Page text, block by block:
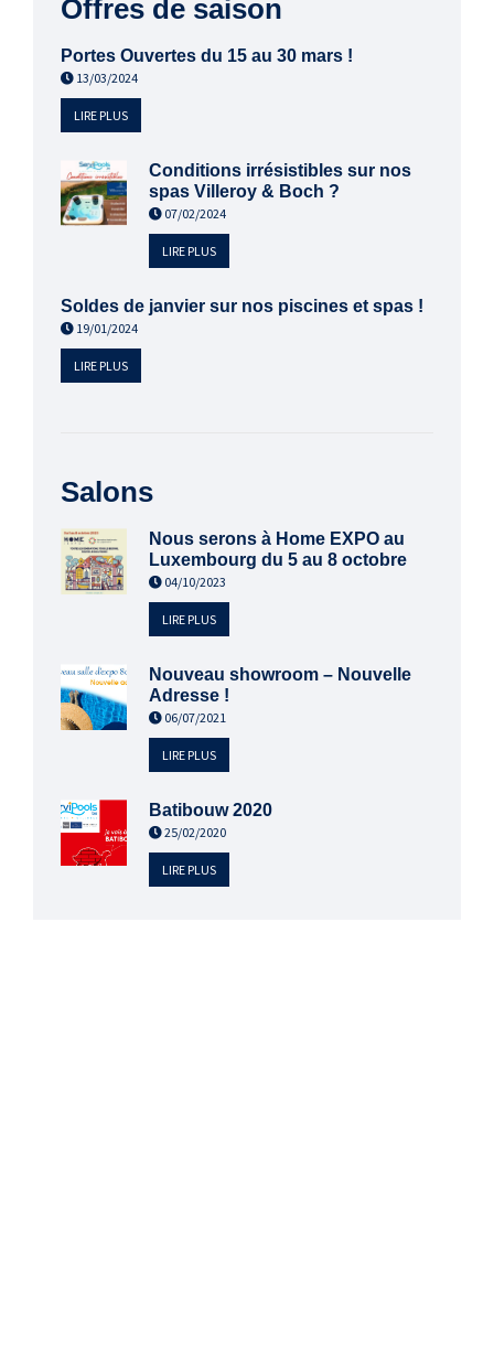
Offres de saison
Portes Ouvertes du 15 au 30 mars !
13/03/2024
LIRE PLUS
Conditions irrésistibles sur nos
spas Villeroy & Boch ?
07/02/2024
LIRE PLUS
Soldes de janvier sur nos piscines et spas !
19/01/2024
LIRE PLUS
Salons
Nous serons à Home EXPO au
Luxembourg du 5 au 8 octobre
04/10/2023
LIRE PLUS
Nouveau showroom – Nouvelle
Adresse !
06/07/2021
LIRE PLUS
Batibouw 2020
25/02/2020
LIRE PLUS